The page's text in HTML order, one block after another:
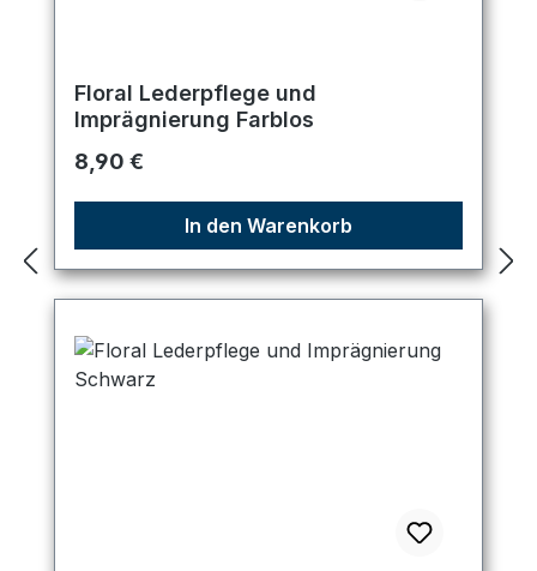
Floral Lederpflege und
Imprägnierung Farblos
Regulärer Preis:
8,90 €
In den Warenkorb